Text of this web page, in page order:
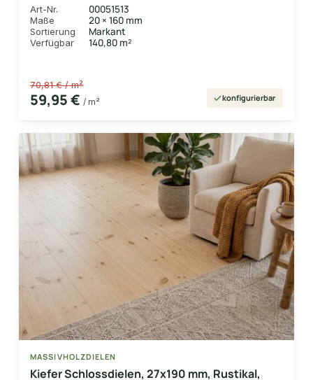
Art-Nr. 00051513
Maße 20 × 160 mm
Sortierung Markant
Verfügbar 140,80 m²
70,81 € / m²
59,95 € / m² konfigurierbar
MASSIVHOLZDIELEN
Kiefer Schlossdielen, 27x190 mm, Rustikal,